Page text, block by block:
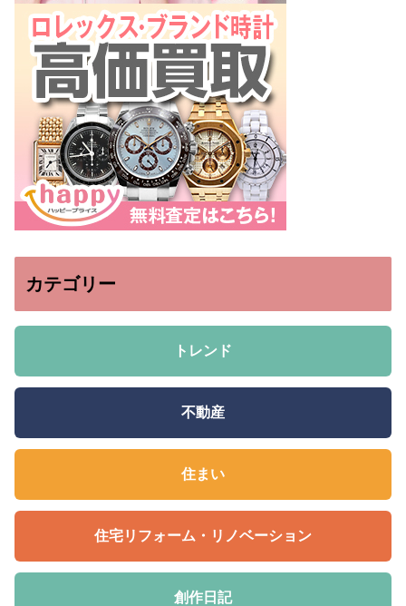
カテゴリー
トレンド
不動産
住まい
住宅リフォーム・リノベーション
創作日記